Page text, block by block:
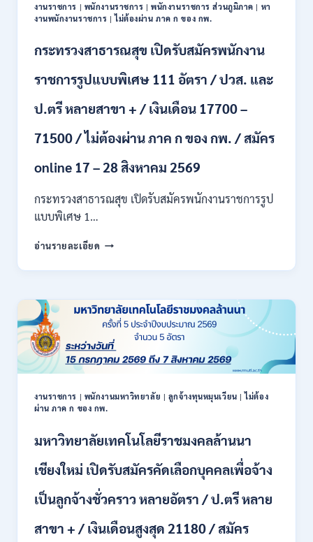
ขึ้น
ไป
ยินดี
นักศึกษา
ใหม่
สมัคร
8
งานราชการ | พนักงานราชการ |พนักงานราชการ ส่วนภูมิภาค | หา
งานพนักงานราชการ |ไม่ต้องผ่าน ภาค ก ของ กพ.
กระทรวงสาธารณสุข เปิดรับสมัครพนักงาน
ราชการรูปแบบพิเศษ 111 อัตรา / ปวส. และ
ป.ตรี หลายสาขา + / เงินเดือน 17700 –
71500 / ไม่ต้องผ่าน ภาค ก ของ กพ. / สมัคร
online 17 – 28 สิงหาคม 2569
กระทรวงสาธารณสุข เปิดรับสมัครพนักงานราชการรูป
แบบพิเศษ 1…
อ่านรายละเอียด กระทรวง
เปิด
สมัคร
พนักงาน
ราชการ
รูป
แบบ
พิเศษ
อัตรา
/
และ
หลาย
+
/
เงิน
เดือน
งานราชการ | พนักงานมหาวิทยาลัย | ลูกจ้างทุนหมุนเวียน |ไม่ต้อง
ผ่าน ภาค ก ของ กพ.
มหาวิทยาลัยเทคโนโลยีราชมงคลล้านนา
เชียงใหม่ เปิดรับสมัครคัดเลือกบุคคลเพื่อจ้าง
เป็นลูกจ้างชั่วคราว หลายอัตรา / ป.ตรี หลาย
สาขา + / เงินเดือนสูงสุด 21180 / สมัคร